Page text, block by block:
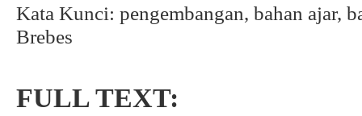
Kata Kunci: pengembangan, bahan ajar,
Brebes
FULL TEXT: